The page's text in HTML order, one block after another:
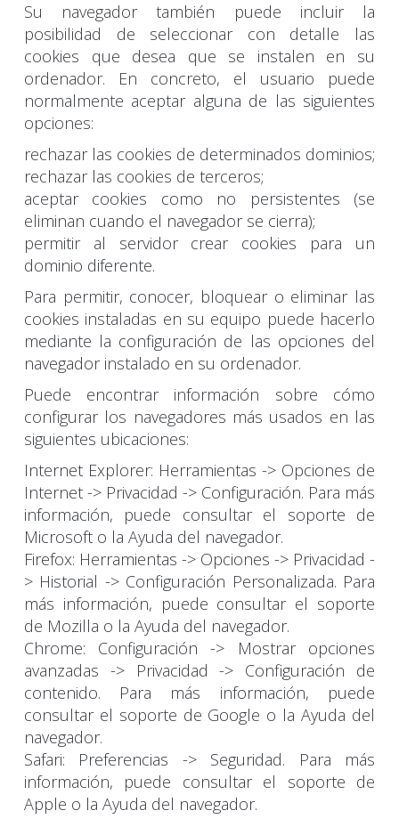
Su navegador también puede incluir la
posibilidad de seleccionar con detalle las
cookies que desea que se instalen en su
ordenador. En concreto, el usuario puede
normalmente aceptar alguna de las siguientes
opciones:
rechazar las cookies de determinados dominios;
rechazar las cookies de terceros;
aceptar cookies como no persistentes (se
eliminan cuando el navegador se cierra);
permitir al servidor crear cookies para un
dominio diferente.
Para permitir, conocer, bloquear o eliminar las
cookies instaladas en su equipo puede hacerlo
mediante la configuración de las opciones del
navegador instalado en su ordenador.
Puede encontrar información sobre cómo
configurar los navegadores más usados en las
siguientes ubicaciones:
Internet Explorer: Herramientas -> Opciones de
Internet -> Privacidad -> Configuración. Para más
información, puede consultar el soporte de
Microsoft o la Ayuda del navegador.
Firefox: Herramientas -> Opciones -> Privacidad -
> Historial -> Configuración Personalizada. Para
más información, puede consultar el soporte
de Mozilla o la Ayuda del navegador.
Chrome: Configuración -> Mostrar opciones
avanzadas -> Privacidad -> Configuración de
contenido. Para más información, puede
consultar el soporte de Google o la Ayuda del
navegador.
Safari: Preferencias -> Seguridad. Para más
información, puede consultar el soporte de
Apple o la Ayuda del navegador.